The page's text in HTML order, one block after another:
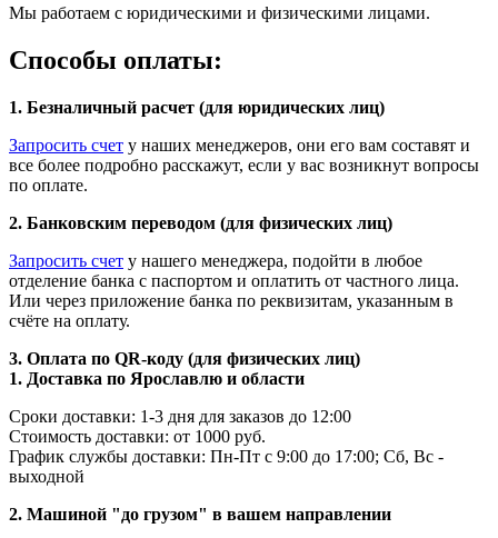
Мы работаем с юридическими и физическими лицами.
Способы оплаты:
1. Безналичный расчет (для юридических лиц)
Запросить счет у наших менеджеров, они его вам составят и
все более подробно расскажут, если у вас возникнут вопросы
по оплате.
2. Банковским переводом (для физических лиц)
Запросить счет у нашего менеджера, подойти в любое
отделение банка с паспортом и оплатить от частного лица.
Или через приложение банка по реквизитам, указанным в
счёте на оплату.
3. Оплата по QR-коду (для физических лиц)
1. Доставка по Ярославлю и области
Сроки доставки: 1-3 дня для заказов до 12:00
Стоимость доставки: от 1000 руб.
График службы доставки: Пн-Пт с 9:00 до 17:00; Сб, Вс -
выходной
2. Машиной "до грузом" в вашем направлении